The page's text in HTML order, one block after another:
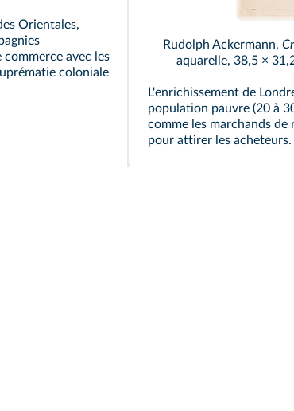
Orientales,
avec les
coloniale
Rudolph Ackermann,
aquarelle, 38,5 ×
L'enrichissement de
population pauvre (20 à
comme les marchands de
pour attirer les acheteurs.